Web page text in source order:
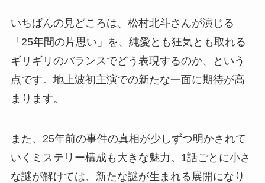
いちばんの見どころは、松村北斗さんが演じる
「25年間の片思い」を、純愛とも狂気とも取れる
ギリギリのバランスでどう表現するのか、という
点です。地上波初主演での新たな一面に期待が高
まります。
また、25年前の事件の真相が少しずつ明かされて
いくミステリー構成も大きな魅力。1話ごとに小さ
な謎が解けては、新たな謎が生まれる展開になり